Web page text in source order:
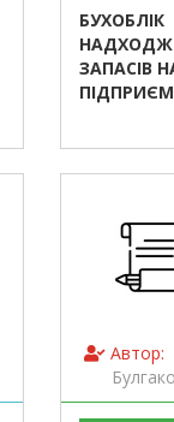
БУХОБЛІК
ЗАПАСІВ
Автор: